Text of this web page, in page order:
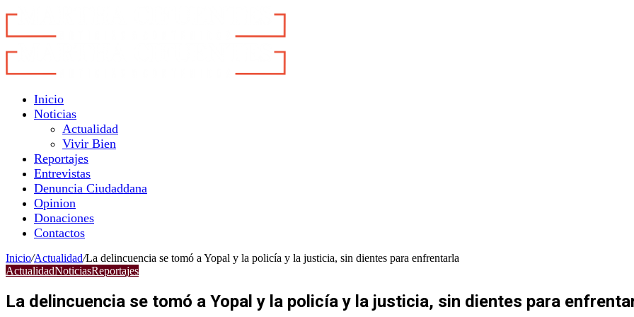
Inicio
Noticias
Actualidad
Vivir Bien
Reportajes
Entrevistas
Denuncia Ciudaddana
Opinion
Donaciones
Contactos
Inicio/Actualidad/La delincuencia se tomó a Yopal y la policía y la justicia, sin dientes para enfrentarla
ActualidadNoticiasReportajes
La delincuencia se tomó a Yopal y la policía y la justicia, sin dientes para